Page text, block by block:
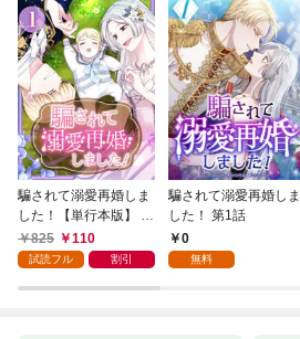
騙されて溺愛再婚しま
した！【単行本版】 1
巻825 110
試読フル 割引
騙されて溺愛再婚しま
した！ 第1話
0
無料